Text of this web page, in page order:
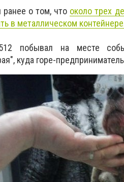
о том, что около трех
в металлическом
побывал на месте
куда горе-